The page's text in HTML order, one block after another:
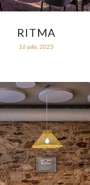
RITMA
16 julio, 2025